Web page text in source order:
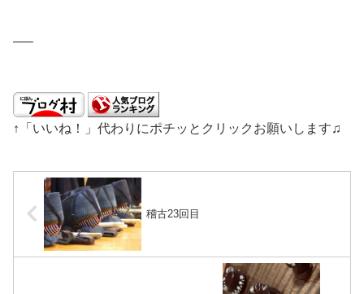
—–
↑「いいね！」代わりにポチッとクリックお願いします♫
稽古23回目